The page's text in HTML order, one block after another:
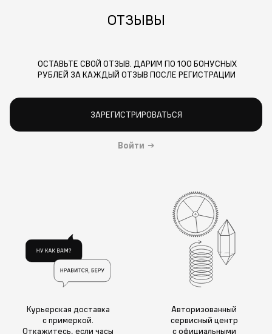
ОТЗЫВЫ
ОСТАВЬТЕ СВОЙ ОТЗЫВ. ДАРИМ ПО 100 БОНУСНЫХ
РУБЛЕЙ ЗА КАЖДЫЙ ОТЗЫВ ПОСЛЕ РЕГИСТРАЦИИ
ЗАРЕГИСТРИРОВАТЬСЯ
Войти →
Курьерская доставка
с примеркой.
Откажитесь, если часы
Авторизованный
сервисный центр
с официальными